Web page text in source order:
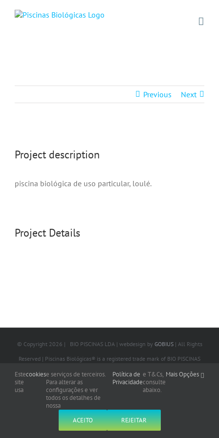
Previous Next
Image
project description
piscina biológica de uso particular, loulé.
Project Details
© Copyright 2026 | BIO PISCINAS LDA | webdesign by GOBIUS| All Rights
Reserved | Piscinas Biológicas® is a registered trade mark of BIO PISCINAS
LDA
Este
site
usa
cookiese serviços de terceiros.
Para alterar as
configurações e ver
todos os detalhes de
nossa
Política de
Privacidade
e T&Cs,
consulte
abaixo.
Mais Opções
ACEITO REJEITAR